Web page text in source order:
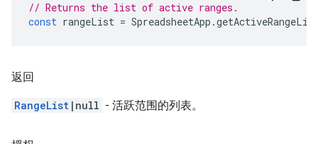
// Returns the list of active ranges.
const rangeList = SpreadsheetApp .
返回
RangeList |null - 活跃范围的列表。